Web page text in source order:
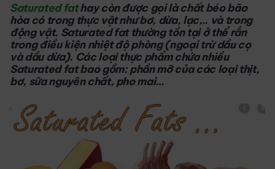
Saturated fathay còn được gọi là chất béo bão
hòa có trong thực vật như bơ, dừa, lạc,.. và trong
động vật. Saturated fat thường tồn tại ở thể rắn
trong điều kiện nhiệt độ phòng (ngoại trừ dầu cọ
và dầu dừa). Các loại thực phẩm chứa nhiều
Saturated fat bao gồm: phần mỡ của các loại thịt,
bơ, sữa nguyên chất, pho mai…